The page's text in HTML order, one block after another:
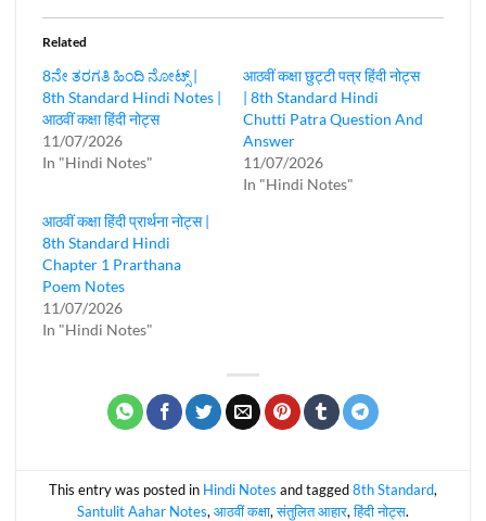
Related
8ನೇ ತರಗತಿ ಹಿಂದಿ ನೋಟ್ಸ್‌ |
8th Standard Hindi Notes |
आठवीं कक्षा हिंदी नोट्स
11/07/2026
In "Hindi Notes"
आठवीं कक्षा छुट्टी पत्र हिंदी नोट्स
| 8th Standard Hindi
Chutti Patra Question And
Answer
11/07/2026
In "Hindi Notes"
आठवीं कक्षा हिंदी प्रार्थना नोट्स |
8th Standard Hindi
Chapter 1 Prarthana
Poem Notes
11/07/2026
In "Hindi Notes"
This entry was posted in Hindi Notes and tagged8th Standard,
Santulit Aahar Notes, आठवीं कक्षा,संतुलित आहार,हिंदी नोट्स.